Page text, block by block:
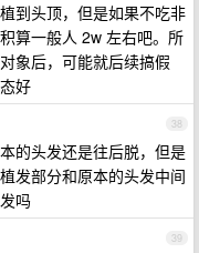
到头顶，但是如果不吃非
算一般人 2w 左右吧。所
象后，可能就后续搞假
好
38
的头发还是往后脱，但是
发部分和原本的头发中间
吗
39